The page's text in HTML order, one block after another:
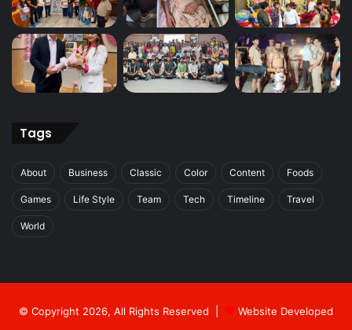
Tags
About Business Classic Color Content Foods
Games Life Style Team Tech Timeline Travel
World
© Copyright 2026, All Rights Reserved | Website Developed